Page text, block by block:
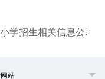
学招生相关信息公示
站